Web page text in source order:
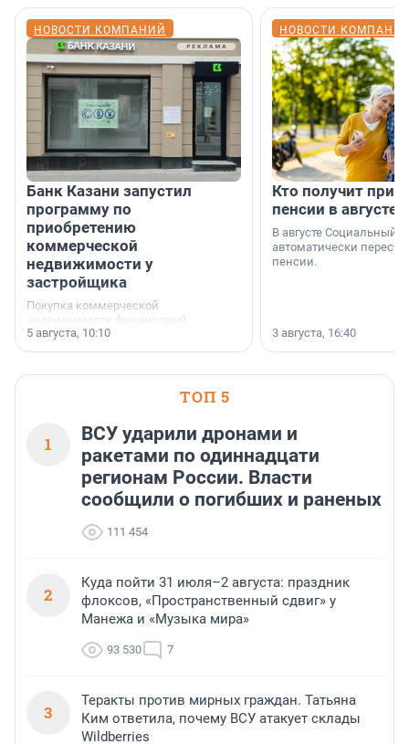
НОВОСТИ КОМПАНИЙ
Банк Казани запустил
программу по
приобретению
коммерческой
недвижимости у
застройщика
Покупка коммерческой
недвижимости финансовый
инструмент, доступный для многих
предпринимателей. Будь то новый
или готовый арендный бизнес —
успех сделки зависит от правильного
5 августа, 10:10
НОВОСТИ
Кто получит
пенсии в августе
В августе Социальный
автоматически
пенсии.
3 августа, 16:40
ТОП 5
1
ВСУ ударили дронами и
ракетами по одиннадцати
регионам России. Власти
сообщили о погибших и раненых
111 454
2
Куда пойти 31 июля–2 августа: праздник
флоксов, «Пространственный сдвиг» у
Манежа и «Музыка мира»
93 530 7
3
Теракты против мирных граждан. Татьяна
Ким ответила, почему ВСУ атакует склады
Wildberries